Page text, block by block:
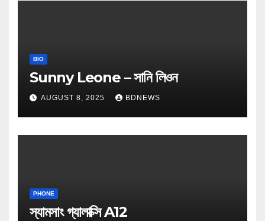
BIO
Sunny Leone – সানি লিওন
AUGUST 8, 2025 BDNEWS
PHONE
স্যামসাং গ্যালাক্সি A12